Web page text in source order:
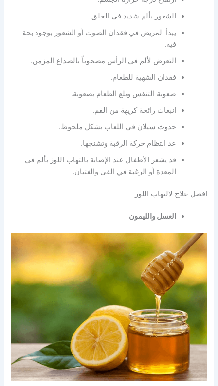
الشعور بألم شديد في الحلق.
يبدأ المريض في فقدان الصوت أو الشعور بوجود بحة
فيه.
التعرض لألم في الرأس مصحوباً بالصداع المزمن.
فقدان الشهية للطعام.
صعوبة التنفس وبلع الطعام بصعوبة.
انبعاث رائحة كريهة من الفم.
حدوث سيلان في اللعاب بشكل ملحوظ.
عد انتظام حركة الرقبة وتشنجها.
قد يشعر الأطفال عند الإصابة بالتهاب اللوز بألم في
المعدة أو الرغبة في القئ والغثيان.
افضل علاج لالتهاب اللوز
العسل والليمون